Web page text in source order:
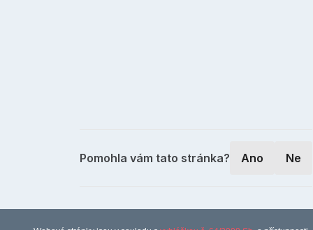
Pomohla vám tato stránka? Ano Ne